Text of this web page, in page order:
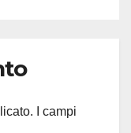
I campi